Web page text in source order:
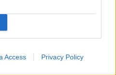
Access Privacy Policy